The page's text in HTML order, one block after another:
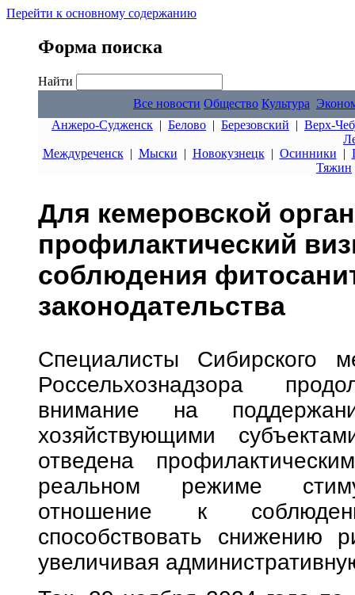
Перейти к основному содержанию
Форма поиска
Найти
Все новости Общество Культура
Анжеро-Судженск | Белово | Березовский | Верх-
Междуреченск| Мыски | Новокузнецк| Осинники |
Тяжин
Для кемеровской
профилактический
соблюдения
законодательства
Специалисты Сибирского
Россельхознадзора
внимание на
хозяйствующими
отведена
реальном режиме
отношение к
способствовать снижению
увеличивая